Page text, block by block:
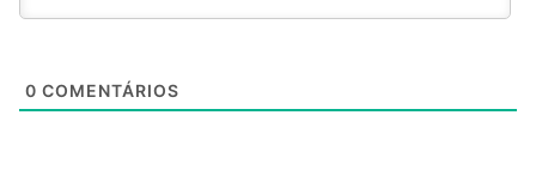
0 COMENTÁRIOS